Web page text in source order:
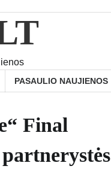
PASAULIO NAUJIENOS
Final